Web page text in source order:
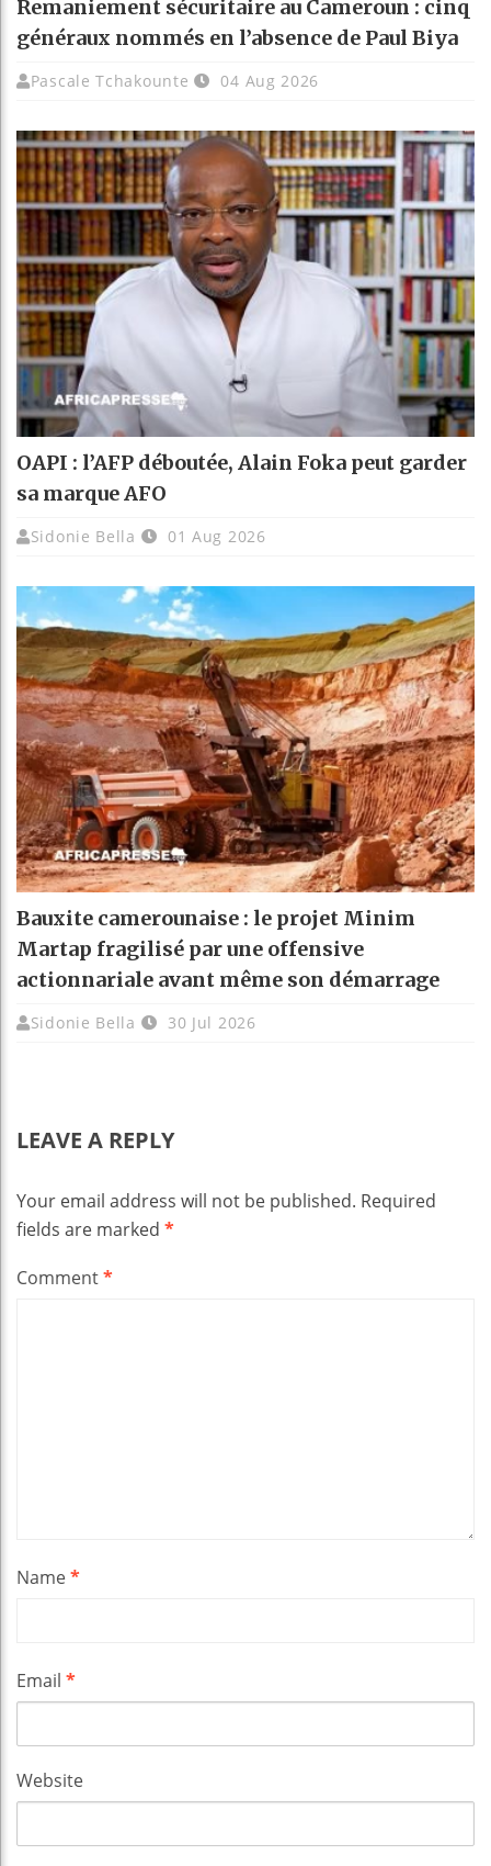
Remaniement sécuritaire au Cameroun : cinq
généraux nommés en l’absence de Paul Biya
Pascale Tchakounte 04 Aug 2026
OAPI : l’AFP déboutée, Alain Foka peut garder
sa marque AFO
Sidonie Bella 01 Aug 2026
Bauxite camerounaise : le projet Minim
Martap fragilisé par une offensive
actionnariale avant même son démarrage
Sidonie Bella 30 Jul 2026
LEAVE A REPLY
Your email address will not be published. Required
fields are marked *
Comment*
Name*
Email *
Website